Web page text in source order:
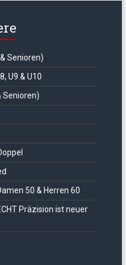
Senioren)
U9 & U10
Senioren)
50 & Herren 60
Präzision ist neuer